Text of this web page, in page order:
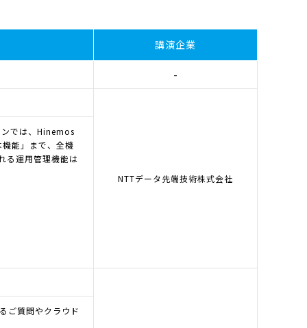
講演企業
-
NTTデータ先端技術株式会社
では、Hinemos
能」まで、全機
る運用管理機能は
ご質問やクラウド